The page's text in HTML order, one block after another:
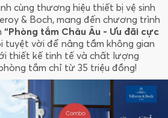
cùng thương hiệu thiết bị vệ sinh
& Boch, mang đến chương trình
“Phòng tắm Châu Âu - Ưu đãi cực
tuyệt vời để nâng tầm không gian
thiết kế tinh tế và chất lượng
tắm chỉ từ 35 triệu đồng!